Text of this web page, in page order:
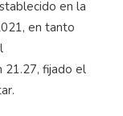
en la
en tanto
21.27, fijado el